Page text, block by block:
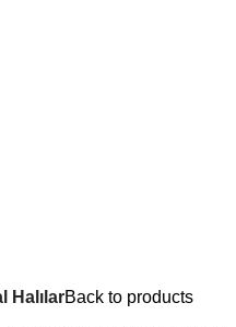
HalılarBack to products